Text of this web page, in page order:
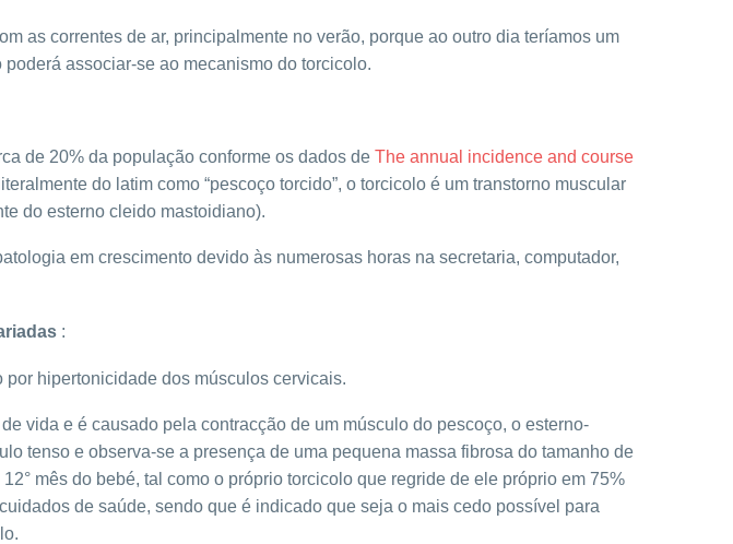
as correntes de ar, principalmente no verão, porque ao outro dia teríamos um
associar-se ao mecanismo do torcicolo.
de 20% da população conforme os dados de The annual incidence and course
do latim como “pescoço torcido”, o torcicolo é um transtorno muscular
do esterno cleido mastoidiano).
em crescimento devido às numerosas horas na secretaria, computador,
:
hipertonicidade dos músculos cervicais.
e é causado pela contracção de um músculo do pescoço, o esterno-
tenso e observa-se a presença de uma pequena massa fibrosa do tamanho de
mês do bebé, tal como o próprio torcicolo que regride de ele próprio em 75%
de saúde, sendo que é indicado que seja o mais cedo possível para